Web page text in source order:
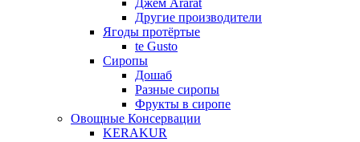
Джем Ararat
Другие производители
Ягоды протёртые
te Gusto
Сиропы
Дошаб
Разные сиропы
Фрукты в сиропе
Овощные Консервации
KERAKUR